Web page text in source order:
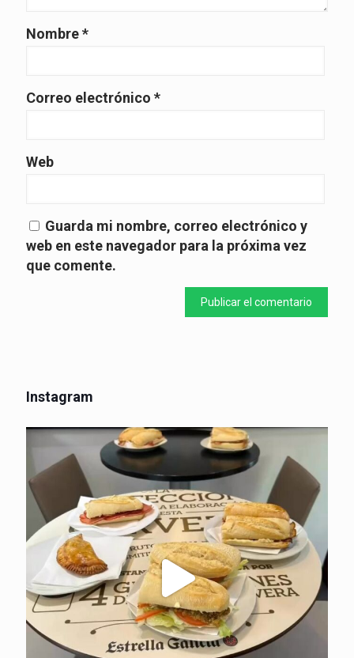
Nombre*
Correo electrónico *
Web
Guarda mi nombre, correo electrónico y
web en este navegador para la próxima vez
que comente.
Instagram